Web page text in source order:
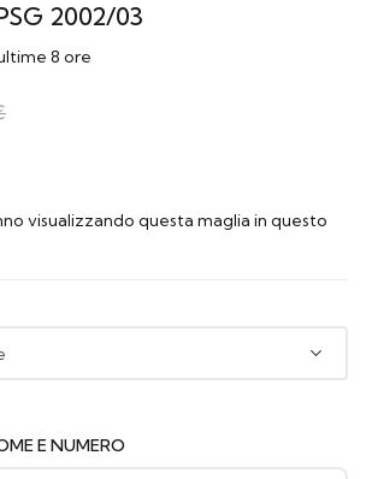
2002/03
8 ore
visualizzando questa maglia in questo
E NUMERO